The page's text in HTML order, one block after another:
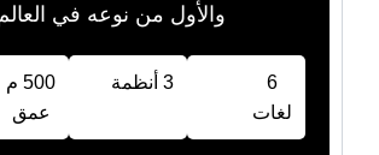
والأول من نوعه في
6
لغات
3 أنظمة
500 م
عمق